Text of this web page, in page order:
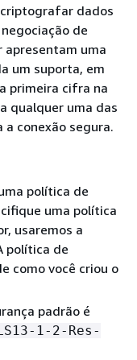
dados
de
apresentam uma
um suporta, em
primeira cifra na
qualquer uma das
conexão segura.
política de
uma política
usaremos a
política de
como você criou o
padrão é
1-2-Res-